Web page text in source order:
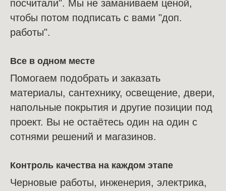
посчитали". Мы не заманиваем ценой,
чтобы потом подписать с вами "доп.
работы".
Все в одном месте
Помогаем подобрать и заказать
материалы, сантехнику, освещение, двери,
напольные покрытия и другие позиции под
проект. Вы не остаётесь один на один с
сотнями решений и магазинов.
Контроль качества на каждом этапе
Черновые работы, инженерия, электрика,